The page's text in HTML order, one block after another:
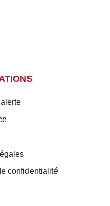
confidentialité